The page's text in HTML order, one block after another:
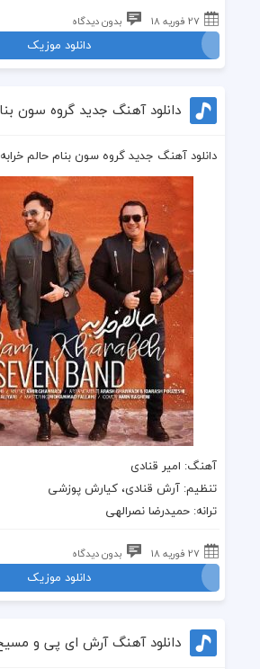
27 فوریه 18 بدون دیدگاه
دانلود موزیک
دانلود آهنگ جدید گروه سون بنام حالم خرابه
آهنگ: امیر قنادی
تنظیم: آرش قنادی، کیارش پوزشی
ترانه: حمیدرضا نصرالهی
27 فوریه 18 بدون دیدگاه
دانلود موزیک